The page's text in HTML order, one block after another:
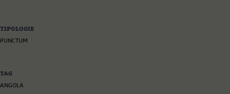
TIPOLOGIE
PUNCTUM
TAG
ANGOLA